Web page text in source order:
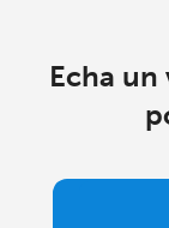
Echa un